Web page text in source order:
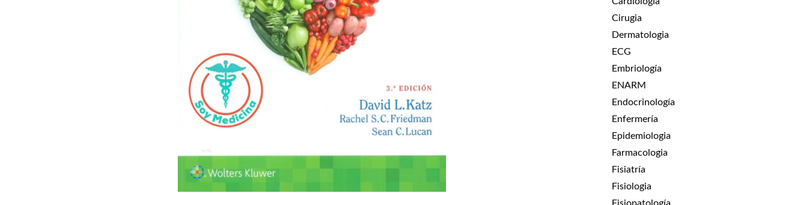
Cirugia
Dermatologia
ECG
Embriología
ENARM
Endocrinología
Enfermería
Epidemiologia
Farmacologia
Fisiatría
Fisiologia